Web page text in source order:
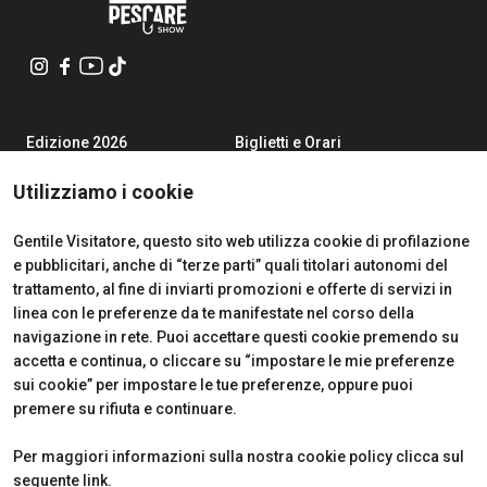
Utilizziamo i cookie
Gentile Visitatore, questo sito web utilizza cookie di profilazione
e pubblicitari, anche di “terze parti” quali titolari autonomi del
trattamento, al fine di inviarti promozioni e offerte di servizi in
linea con le preferenze da te manifestate nel corso della
navigazione in rete. Puoi accettare questi cookie premendo su
accetta e continua, o cliccare su “impostare le mie preferenze
sui cookie” per impostare le tue preferenze, oppure puoi
premere su rifiuta e continuare.
Per maggiori informazioni sulla nostra cookie policy clicca sul
seguente link.
Edizione 2026
Contatti
Biglietti e Orari
Area Riservata Espositori
Info Utili per Esporre
CERTIFICATIONS